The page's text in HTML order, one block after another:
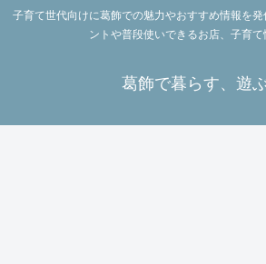
子育て世代向けに葛飾での魅力やおすすめ情報を
ントや普段使いできるお店、子育て
葛飾で暮らす、遊ぶ